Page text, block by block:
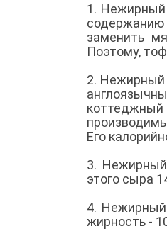
1.
содержанию
заменить
Поэтому,
2. Нежирный
коттеджный
Его
3.
этого сыра
4.
жирность -